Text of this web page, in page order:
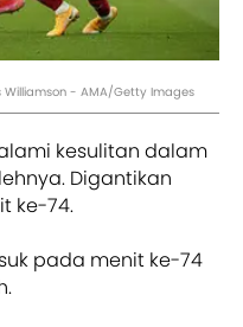
- AMA/Getty Images
kesulitan dalam
Digantikan
ke-74.
pada menit ke-74